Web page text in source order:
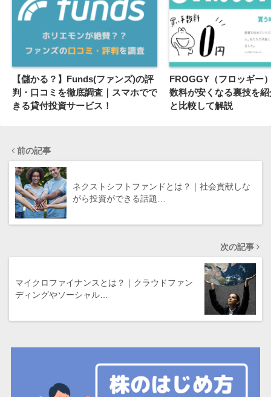
【儲かる？】Funds(ファンズ)の評
判・口コミを徹底調査｜スマホでで
きる貸付投資サービス！
FROGGY（フロッギー
数料が安くなる裏技を
と比較して解説
前の記事
ネクストシフトファンドとは？｜社会貢献しな
がら投資ができる話題…
次の記事
マイクロファイナンスとは？｜クラウドファン
ディングやソーシャル…